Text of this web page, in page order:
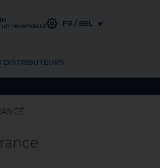
un revendeur FR / BEL
DISTRIBUTEURS